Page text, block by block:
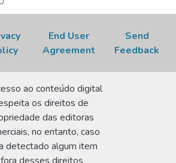
End User
Agreement
Send
Feedback
ao conteúdo digital
os direitos de
das editoras
no entanto, caso
detectado algum item